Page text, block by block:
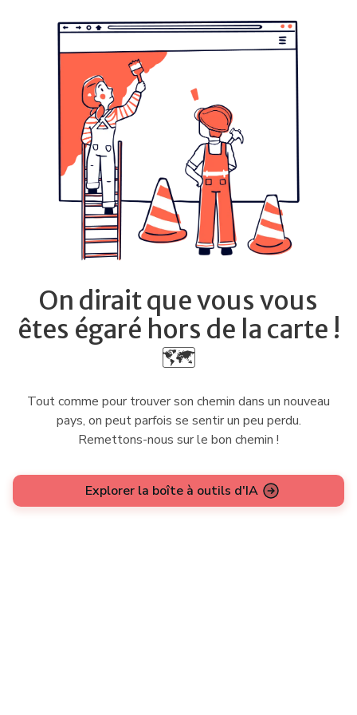
On dirait que vous vous
êtes égaré hors de la carte !
🗺️
Tout comme pour trouver son chemin dans un nouveau
pays, on peut parfois se sentir un peu perdu.
Remettons-nous sur le bon chemin !
Explorer la boîte à outils d'IA